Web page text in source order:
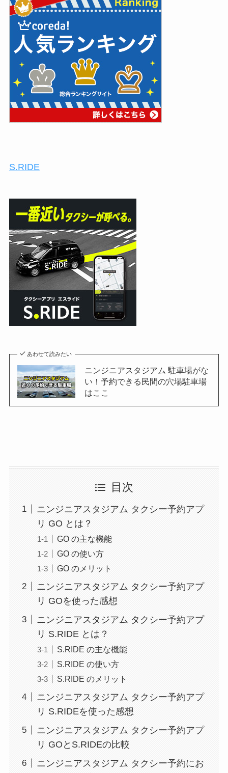
S.RIDE
あわせて読みたい
ニンジニアスタジアム 駐車場がな
い！予約できる民間の穴場駐車場
はここ
目次
ニンジニアスタジアム タクシー予約アプ
リ GO とは？
GO の主な機能
GO の使い方
GO のメリット
ニンジニアスタジアム タクシー予約アプ
リ GOを使った感想
ニンジニアスタジアム タクシー予約アプ
リ S.RIDE とは？
S.RIDE の主な機能
S.RIDE の使い方
S.RIDE のメリット
ニンジニアスタジアム タクシー予約アプ
リ S.RIDEを使った感想
ニンジニアスタジアム タクシー予約アプ
リ GOとS.RIDEの比較
ニンジニアスタジアム タクシー予約にお